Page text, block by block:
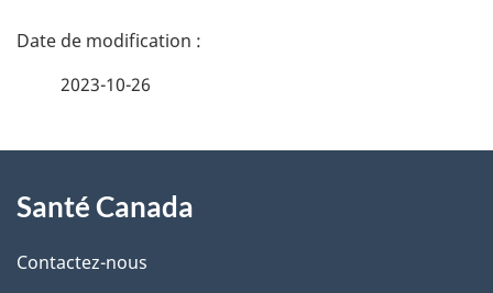
D
i
l
2023-10-26
propos
de
Santé Canada
Contactez-nous